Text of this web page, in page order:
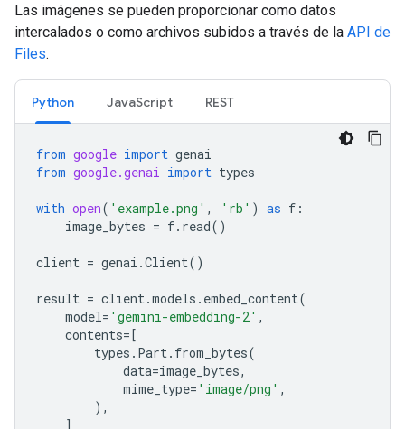
Las imágenes se pueden proporcionar como datos
intercalados o como archivos subidos a través de la API de
Files.
Python JavaScript REST
from google import genai
from google.genai import types
with open( 'example.png' , 'rb' ) as f :
image_bytes = f. read()
client = genai .Client()
result = client.models . embed_content(
model= 'gemini-embedding-2' ,
contents=[
types . Part. from_bytes(
data=image_bytes,
mime_type= 'image/png' ,
),
]